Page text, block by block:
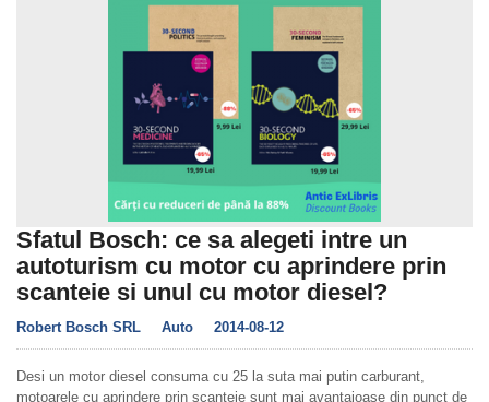
Sfatul Bosch: ce sa alegeti intre un
autoturism cu motor cu aprindere prin
scanteie si unul cu motor diesel?
Robert Bosch SRL Auto 2014-08-12
Desi un motor diesel consuma cu 25 la suta mai putin carburant,
motoarele cu aprindere prin scanteie sunt mai avantajoase din punct de